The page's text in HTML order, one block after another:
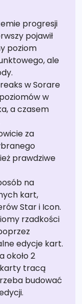
progresji
pojawił
poziom
ale
w Sorare
w
a czasem
za
prawdziwe
na
kart,
Star i Icon.
rzadkości
edycje kart.
około 2
karty tracą
budować